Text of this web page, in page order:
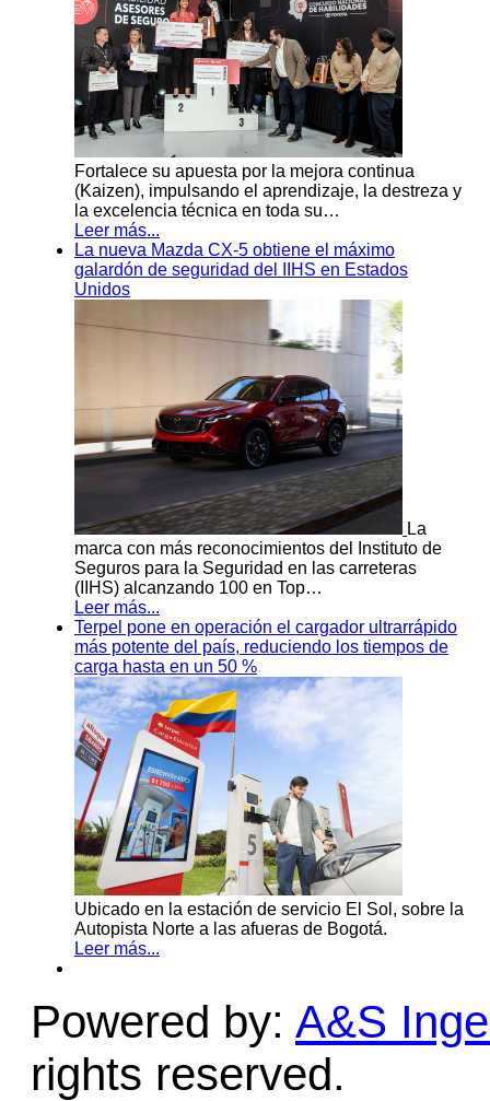
Fortalece su apuesta por la mejora continua
(Kaizen), impulsando el aprendizaje, la destreza y
la excelencia técnica en toda su…
Leer más...
La nueva Mazda CX-5 obtiene el máximo
galardón de seguridad del IIHS en Estados
Unidos
La
marca con más reconocimientos del Instituto de
Seguros para la Seguridad en las carreteras
(IIHS) alcanzando 100 en Top…
Leer más...
Terpel pone en operación el cargador ultrarrápido
más potente del país, reduciendo los tiempos de
carga hasta en un 50 %
Ubicado en la estación de servicio El Sol, sobre la
Autopista Norte a las afueras de Bogotá.
Leer más...
Powered by: A&S
rights reserved.